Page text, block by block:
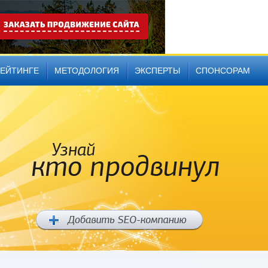
МЕТОДОЛОГИЯ ЭКСПЕРТЫ СПОНСОРАМ